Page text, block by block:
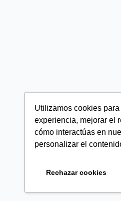
Utilizamos cookies
experiencia, mejorar el
cómo interactúas en
personalizar el
Rechazar cookies